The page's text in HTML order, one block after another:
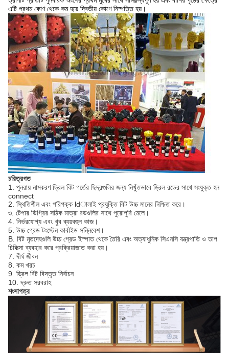
এটি প্রথম কোণ থেকে কম হয়ে দ্বিতীয় কোণে নিষ্পত্তি হয়।
চরিত্রগত
1. পুনরায় নামকরণ ড্রিল বিট গর্তের ছিদ্রগুলির জন্য নিখুঁতভাবে ড্রিল রডের সাথে সংযুক্ত হন
connect
2. স্থিতিশীল এবং পরিপক্ক ldালাই প্রযুক্তি বিট উচ্চ মানের নিশ্চিত করে।
৩. টেপার ডিগ্রির সঠিক মাত্রা রডগুলির সাথে পুরোপুরি মেলে।
4. নির্ভরযোগ্য এবং খুব ব্যয়বহুল কাজ।
5. উচ্চ গ্রেড টংস্টেন কার্বাইড সন্নিবেশ।
B. বিট মৃতদেহগুলি উচ্চ গ্রেড ইস্পাত থেকে তৈরি এবং অত্যাধুনিক সিএনসি যন্ত্রপাতি ও তাপ
চিকিত্সা ব্যবহার করে প্রক্রিয়াজাত করা হয়।
7. দীর্ঘ জীবন
8. কম খরচ
9. ড্রিল বিট বিস্তৃত নির্বাচন
10. দ্রুত সরবরাহ
শংসাপত্র